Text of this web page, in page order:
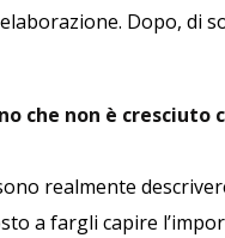
Dopo, di
che non è
realmente
a fargli capire